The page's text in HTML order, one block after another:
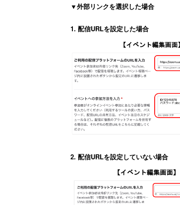
▼外部リンクを選択した場合
1. 配信URLを設定した場合
2. 配信URLを設定していない場合